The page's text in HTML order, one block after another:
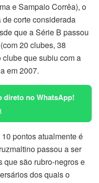
e Sampaio Corrêa), o
corte considerada
que a Série B passou
20 clubes, 38
clube que subiu com a
em 2007.
direto no WhatsApp!
pontos atualmente é
passou a ser
que são rubro-negros e
dos quais o